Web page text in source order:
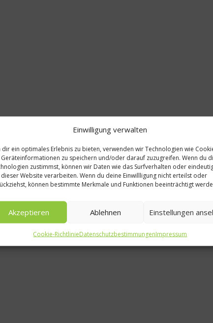
Einwilligung verwalten
dir ein optimales Erlebnis zu bieten, verwenden wir Technologien wie
Geräteinformationen zu speichern und/oder darauf zuzugreifen. Wenn du
zustimmst, können wir Daten wie das Surfverhalten oder
dieser Website verarbeiten. Wenn du deine Einwillligung nicht erteilst oder
können bestimmte Merkmale und Funktionen beeinträchtigt
Akzeptieren Ablehnen Einstellungen
Cookie-RichtlinieDatenschutzbestimmungenImpressum